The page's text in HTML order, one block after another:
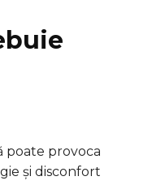
poate provoca
și disconfort